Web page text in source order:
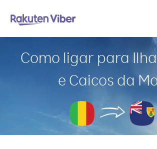
Como ligar para
e Caicos da